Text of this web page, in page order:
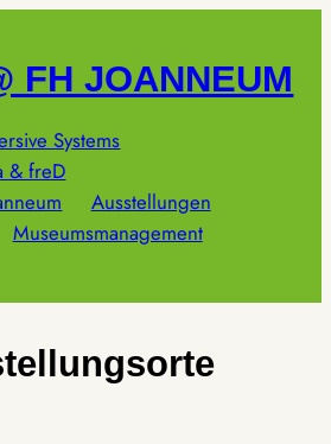
FH JOANNEUM
Systems
& freD
Ausstellungen
Museumsmanagement